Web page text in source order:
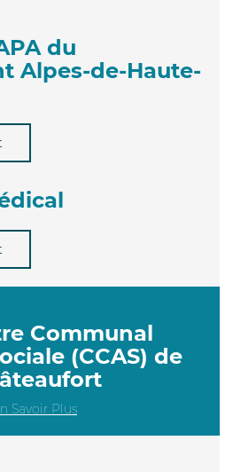
du
Alpes-de-Haute-
Communal
(CCAS) de
Savoir Plus